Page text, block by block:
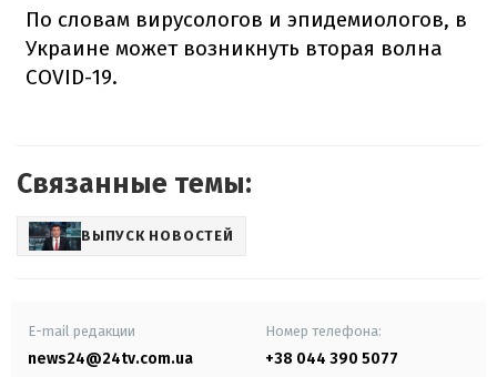
По словам вирусологов и эпидемиологов, в
Украине может возникнуть вторая волна
COVID-19.
Связанные темы:
ВЫПУСК НОВОСТЕЙ
E-mail редакции
news24@24tv.com.ua
Номер телефона:
+38 044 390 5077